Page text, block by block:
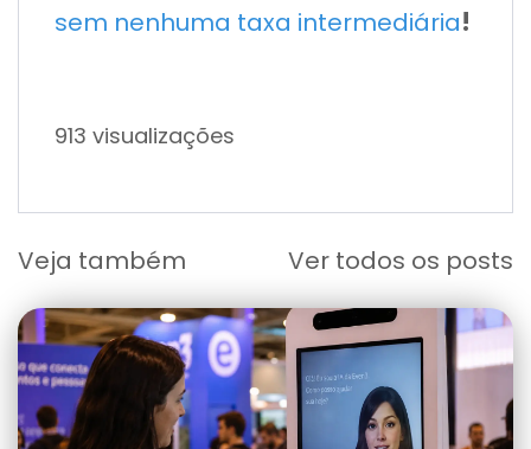
sem nenhuma taxa intermediária!
913 visualizações
Veja também Ver todos os posts